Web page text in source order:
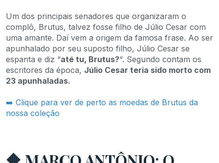
Um dos principais senadores que organizaram o
complô, Brutus, talvez fosse filho de Júlio Cesar com
uma amante. Daí vem a origem da famosa frase. Ao ser
apunhalado por seu suposto filho, Júlio Cesar se
espanta e diz “até tu, Brutus?“. Segundo contam os
escritores da época, Júlio Cesar teria sido morto com
23 apunhaladas.
➡️ Clique para ver de perto as moedas de Brutus da
nossa coleção